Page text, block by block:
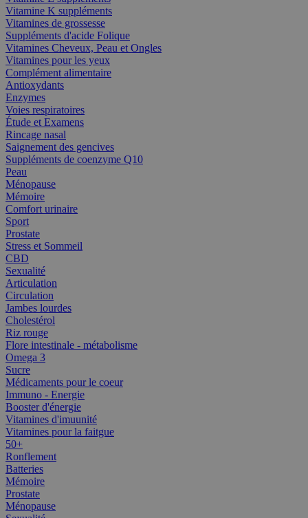
Vitamine K suppléments
Vitamines de grossesse
Suppléments d'acide Folique
Vitamines Cheveux, Peau et Ongles
Vitamines pour les yeux
Complément alimentaire
Antioxydants
Enzymes
Voies respiratoires
Étude et Examens
Rincage nasal
Saignement des gencives
Suppléments de coenzyme Q10
Peau
Ménopause
Mémoire
Comfort urinaire
Sport
Prostate
Stress et Sommeil
CBD
Sexualité
Articulation
Circulation
Jambes lourdes
Cholestérol
Riz rouge
Flore intestinale - métabolisme
Omega 3
Sucre
Médicaments pour le coeur
Immuno - Energie
Booster d'énergie
Vitamines d'imuunité
Vitamines pour la faitgue
50+
Ronflement
Batteries
Mémoire
Prostate
Ménopause